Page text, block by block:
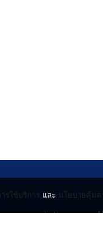
Lottery
รใช้บริการ และ นโยบายคุ้ม